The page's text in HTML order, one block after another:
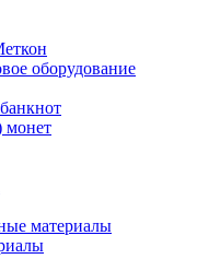
оборудование
монет
материалы